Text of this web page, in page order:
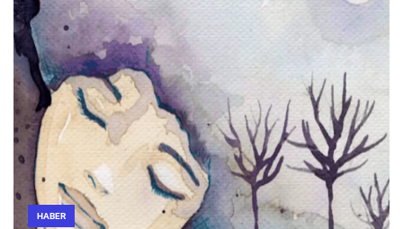
HABER